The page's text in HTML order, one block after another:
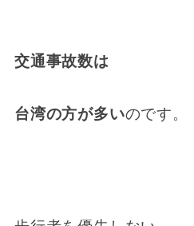
交通事故数は
台湾の方が多いのです。